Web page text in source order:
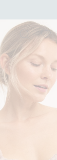
2 eller flere varer
eller blir medlem.
nå